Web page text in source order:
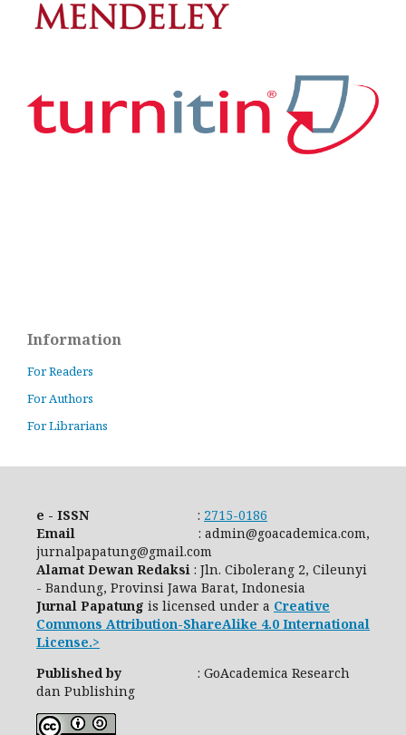
Information
For Readers
For Authors
For Librarians
e - ISSN : 2715-0186
Email
: admin@goacademica.com,
jurnalpapatung@gmail.com
Alamat Dewan Redaksi : Jln. Cibolerang 2, Cileunyi
- Bandung, Provinsi Jawa Barat, Indonesia
Jurnal Papatung is licensed under a Creative
Commons Attribution-ShareAlike 4.0 International
License.>
Published by : GoAcademica Research
dan Publishing